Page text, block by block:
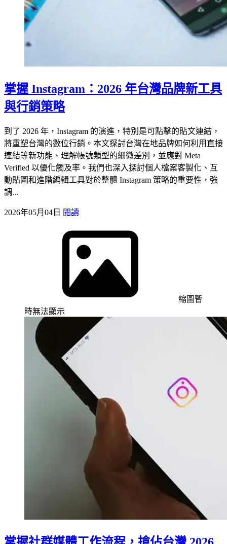
掌握 Instagram：2026 年台灣品牌新工具
與行銷策略
到了 2026 年，Instagram 的演進，特別是可點擊的貼文連結，
將重塑台灣的數位行銷。本文探討台灣在地品牌如何利用直接
連結等新功能、理解帳號類型的細微差別，並應對 Meta
Verified 以優化觸及率。我們也深入探討個人檔案客製化、互
動貼圖和進階編輯工具對於整體 Instagram 策略的重要性，強
調...
2026年05月04日 閱讀
縮圖暫
時無法顯示